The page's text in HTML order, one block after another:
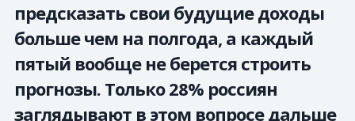
предсказать свои будущие доходы
больше чем на полгода, а каждый
пятый вообще не берется строить
прогнозы. Только 28% россиян
заглядывают в этом вопросе дальше